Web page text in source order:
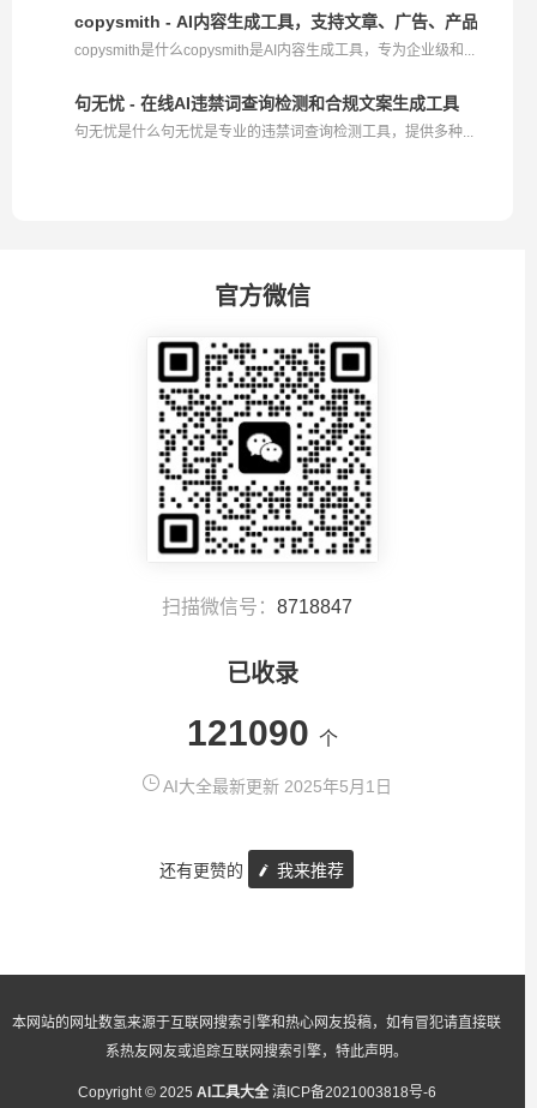
copysmith - AI内容生成工具，支持文章、广告、产品描述等
copysmith是什么copysmith是AI内容生成工具，专为企业级和...
句无忧 - 在线AI违禁词查询检测和合规文案生成工具
句无忧是什么句无忧是专业的违禁词查询检测工具，提供多种...
官方微信
扫描微信号： 8718847
已收录
121090 个
AI大全最新更新 2025年5月1日
还有更赞的 我来推荐
本网站的网址数氢来源于互联网搜索引擎和热心网友投稿，如有冒犯请直接联
系热友网友或追踪互联网搜索引擎，特此声明。
Copyright © 2025 AI工具大全 滇ICP备2021003818号-6